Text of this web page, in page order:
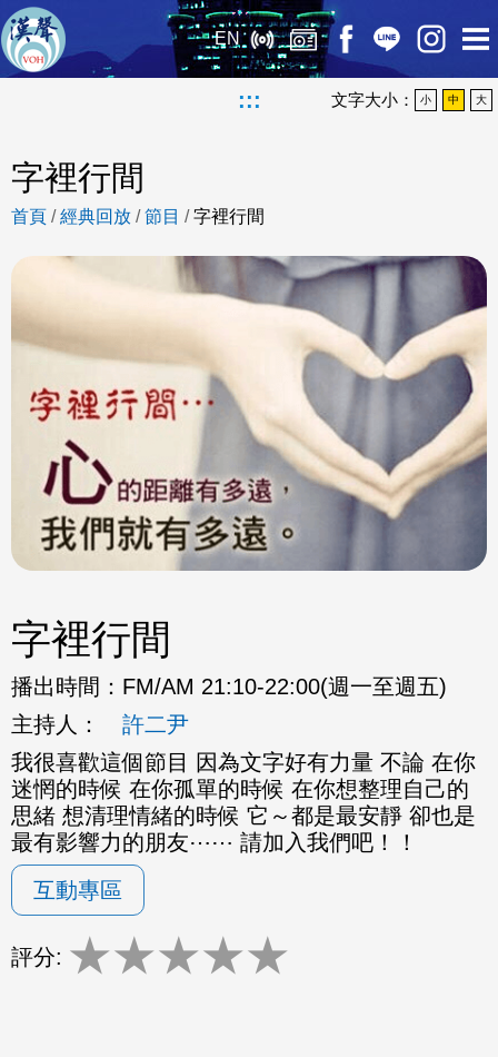
EN
::: 文字大小： 小 中 大
字裡行間
首頁 /經典回放 /節目 /字裡行間
字裡行間
播出時間： FM/AM 21:10-22:00(週一至週五)
主持人：
許二尹
我很喜歡這個節目 因為文字好有力量 不論 在你
迷惘的時候 在你孤單的時候 在你想整理自己的
思緒 想清理情緒的時候 它～都是最安靜 卻也是
最有影響力的朋友⋯⋯ 請加入我們吧！！
互動專區
評分: ★★★★★